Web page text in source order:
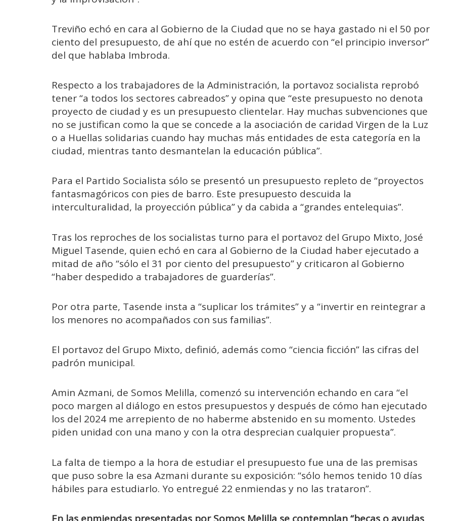
Treviño echó en cara al Gobierno de la Ciudad que no se haya gastado ni el 50 por
ciento del presupuesto, de ahí que no estén de acuerdo con “el principio inversor”
del que hablaba Imbroda.
Respecto a los trabajadores de la Administración, la portavoz socialista reprobó
tener “a todos los sectores cabreados” y opina que “este presupuesto no denota
proyecto de ciudad y es un presupuesto clientelar. Hay muchas subvenciones que
no se justifican como la que se concede a la asociación de caridad Virgen de la Luz
o a Huellas solidarias cuando hay muchas más entidades de esta categoría en la
ciudad, mientras tanto desmantelan la educación pública”.
Para el Partido Socialista sólo se presentó un presupuesto repleto de “proyectos
fantasmagóricos con pies de barro. Este presupuesto descuida la
interculturalidad, la proyección pública” y da cabida a “grandes entelequias”.
Tras los reproches de los socialistas turno para el portavoz del Grupo Mixto, José
Miguel Tasende, quien echó en cara al Gobierno de la Ciudad haber ejecutado a
mitad de año “sólo el 31 por ciento del presupuesto” y criticaron al Gobierno
“haber despedido a trabajadores de guarderías”.
Por otra parte, Tasende insta a “suplicar los trámites” y a “invertir en reintegrar a
los menores no acompañados con sus familias”.
El portavoz del Grupo Mixto, definió, además como “ciencia ficción” las cifras del
padrón municipal.
Amin Azmani, de Somos Melilla, comenzó su intervención echando en cara “el
poco margen al diálogo en estos presupuestos y después de cómo han ejecutado
los del 2024 me arrepiento de no haberme abstenido en su momento. Ustedes
piden unidad con una mano y con la otra desprecian cualquier propuesta”.
La falta de tiempo a la hora de estudiar el presupuesto fue una de las premisas
que puso sobre la esa Azmani durante su exposición: “sólo hemos tenido 10 días
hábiles para estudiarlo. Yo entregué 22 enmiendas y no las trataron”.